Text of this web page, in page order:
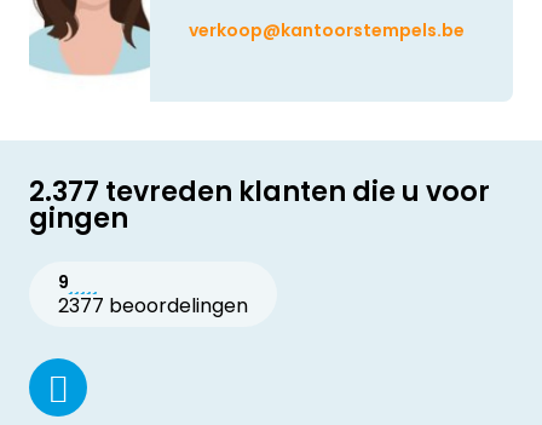
verkoop@kantoorstempels.be
2.377 tevreden klanten die u voor
gingen
9
2377 beoordelingen